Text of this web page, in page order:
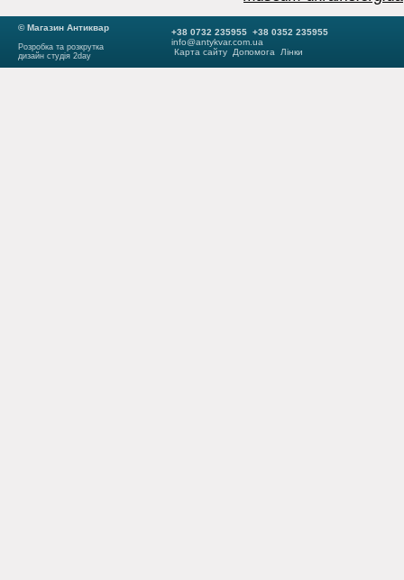
© Магазин Антиквар
Розробка та розкрутка
дизайн студія 2day
+38 0732 235955 +38 0352 235955
info@antykvar.com.ua
Карта сайту
Допомога Лінки